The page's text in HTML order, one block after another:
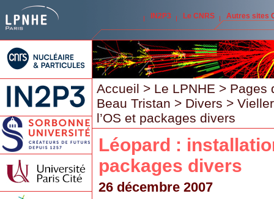
IN2P3 Le CNRS Autres sites
Accueil > Le LPNHE > Pages
Beau Tristan > Divers >
l’OS et packages divers
Léopard :
packages divers
26 décembre 2007